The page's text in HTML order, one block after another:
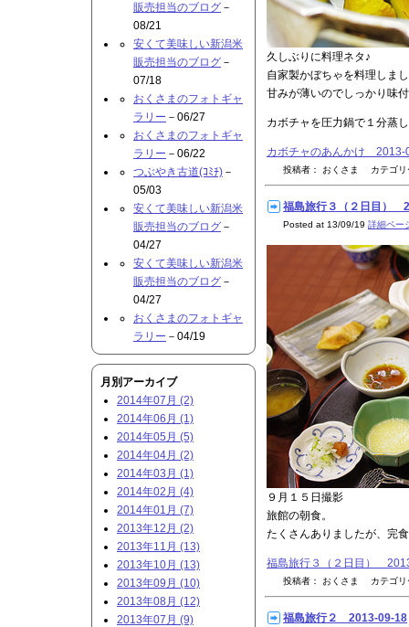
久しぶりに料理ネタ♪
自家製かぼちゃを料理しま
甘みが薄いのでしっかり味
カボチャを圧力鍋で１分蒸
カボチャのあんかけ 2013-
投稿者： おくさま カテゴ
福島旅行３（２日目）
Posted at 13/09/19 詳細ペー
９月１５日撮影
旅館の朝食。
たくさんありましたが、完
福島旅行３（２日目）
投稿者： おくさま カテゴ
福島旅行２ 2013-09-18
販売担当のブログ －
08/21
安くて美味しい新潟米
販売担当のブログ －
07/18
おくさまのフォトギャ
ラリー －06/27
おくさまのフォトギャ
ラリー －06/22
つぶやき古道(ｺﾐﾁ) －
05/03
安くて美味しい新潟米
販売担当のブログ －
04/27
安くて美味しい新潟米
販売担当のブログ －
04/27
おくさまのフォトギャ
ラリー －04/19
月別アーカイブ
2014年07月 (2)
2014年06月 (1)
2014年05月 (5)
2014年04月 (2)
2014年03月 (1)
2014年02月 (4)
2014年01月 (7)
2013年12月 (2)
2013年11月 (13)
2013年10月 (13)
2013年09月 (10)
2013年08月 (12)
2013年07月 (9)